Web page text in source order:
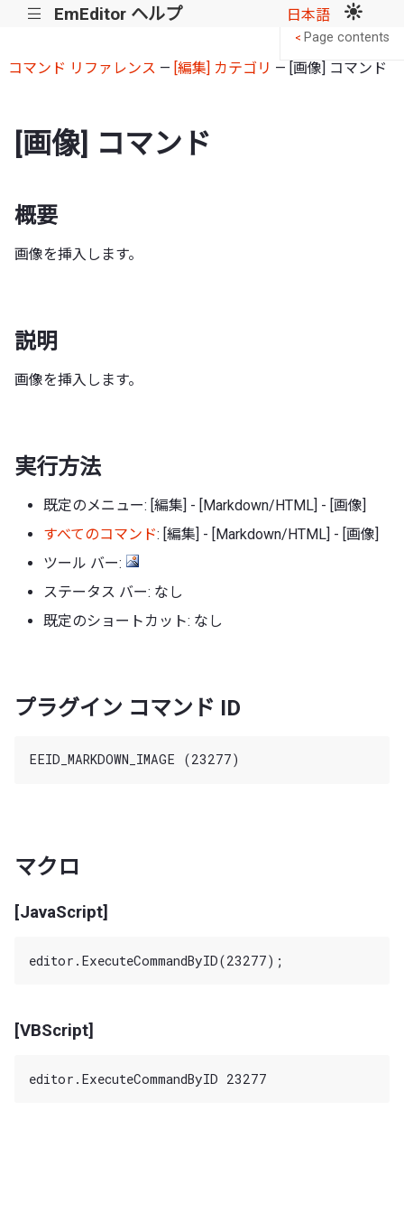
||| EmEditor ヘルプ 日本語
コマンド リファレンス — [編集] カテゴリ — [画像] コマンド
[画像] コマンド
概要
画像を挿入します。
説明
画像を挿入します。
実行方法
既定のメニュー: [編集] - [Markdown/HTML] - [画像]
すべてのコマンド: [編集] - [Markdown/HTML] - [画像]
ツール バー:
ステータス バー: なし
既定のショートカット: なし
プラグイン コマンド ID
マクロ
[JavaScript]
[VBScript]
< Page contents